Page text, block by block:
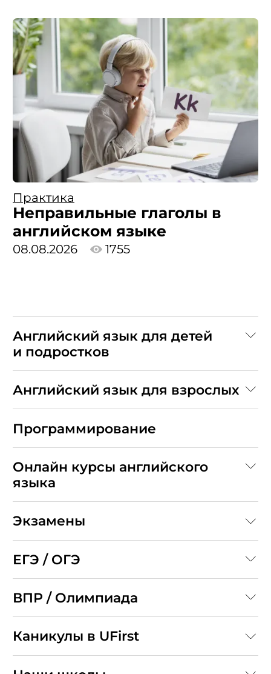
Практика
Неправильные глаголы в
английском языке
08.08.2026 1755
Английский язык для детей
и подростков
Английский язык для взрослых
Программирование
Онлайн курсы английского
языка
Экзамены
ЕГЭ / ОГЭ
ВПР / Олимпиада
Каникулы в UFirst